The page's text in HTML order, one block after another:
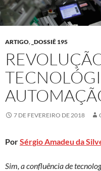
ARTIGO, _DOSSIÊ 195
7 DE FEVEREIRO DE 2018
PorSérgio Amadeu da
Sim, a confluência de